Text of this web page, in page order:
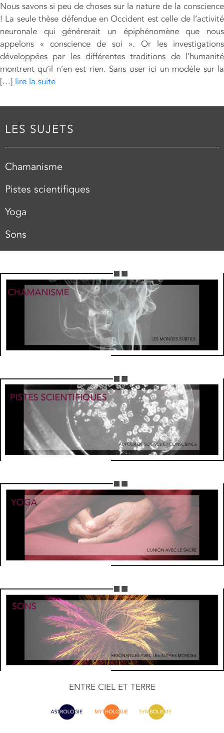
Nous savons si peu de choses sur la nature de la conscience
! La seule thèse défendue en Occident est celle de l’activité
neuronale qui générerait un épiphénomène que nous
appelons « conscience de soi ». Or les investigations
développées par les différentes traditions de l’humanité
montrent qu’il n’en est rien. Sans oser ici un modèle sur la
[…] lire la suite
LES SUJETS
Chamanisme
Pistes scientifiques
Yoga
Sons
ENTRE CIEL ET TERRE